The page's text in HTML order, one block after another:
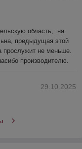
область,  на
предыдущая этой
не меньше.
производителю.
29.10.2025